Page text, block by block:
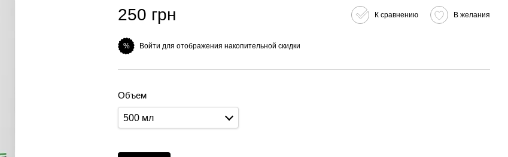
250 грн К сравнению В желания
% Войти для отображения накопительной скидки
Объем
500 мл